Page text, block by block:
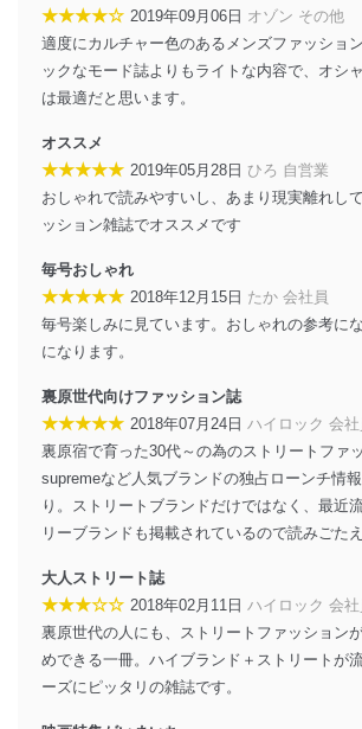
★★★★☆ 2019年09月06日 オゾン その他
適度にカルチャー色のあるメンズファッショ
ックなモード誌よりもライトな内容で、オシ
は最適だと思います。
オススメ
★★★★★ 2019年05月28日 ひろ 自営業
おしゃれで読みやすいし、あまり現実離れし
ッション雑誌でオススメです
毎号おしゃれ
★★★★★ 2018年12月15日 たか 会社員
毎号楽しみに見ています。おしゃれの参考に
になります。
裏原世代向けファッション誌
★★★★★ 2018年07月24日 ハイロック 会社
裏原宿で育った30代～の為のストリートファ
supremeなど人気ブランドの独占ローンチ情
り。ストリートブランドだけではなく、最近
リーブランドも掲載されているので読みごた
大人ストリート誌
★★★☆☆ 2018年02月11日 ハイロック 会社
裏原世代の人にも、ストリートファッション
めできる一冊。ハイブランド＋ストリートが
ーズにピッタリの雑誌です。